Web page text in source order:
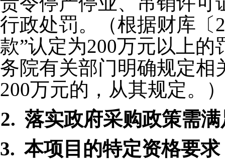
行政处罚。（根据财库〔
款”认定为200万元以上
务院有关部门明确规定相
200万元的，从其规定。
2. 落实政府采购政策需
3. 本项目的特定资格要求